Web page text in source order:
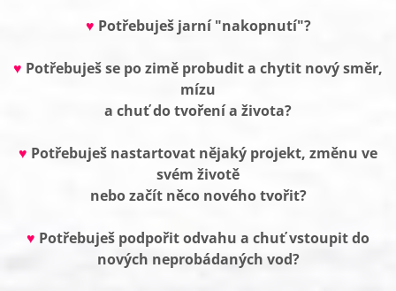
♥ Potřebuješ jarní "nakopnutí"?
♥ Potřebuješ se po zimě probudit a chytit nový směr,
mízu
a chuť do tvoření a života?
♥ Potřebuješ nastartovat nějaký projekt, změnu ve
svém životě
nebo začít něco nového tvořit?
♥ Potřebuješ podpořit odvahu a chuť vstoupit do
nových neprobádaných vod?